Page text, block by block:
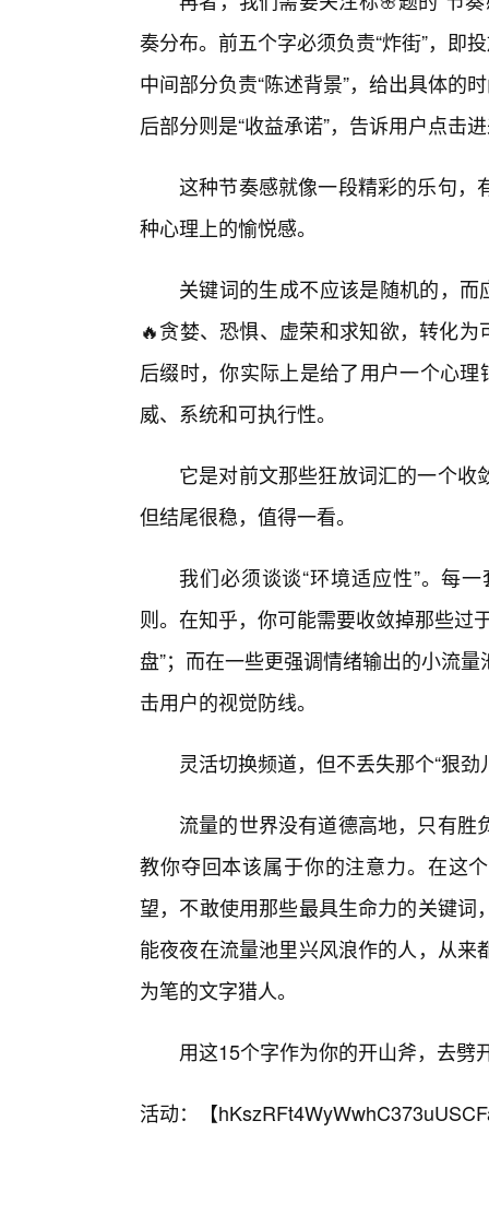
奏分布。前五个字必须负责“炸街”，即
中间部分负责“陈述背景”，给出具体的
后部分则是“收益承诺”，告诉用户点击
这种节奏感就像一段精彩的乐句，
种心理上的愉悦感。
关键词的生成不应该是随机的，而
🔥贪婪、恐惧、虚荣和求知欲，转化
后缀时，你实际上是给了用户一个心
威、系统和可执行性。
它是对前文那些狂放词汇的一个
但结尾很稳，值得一看。
我们必须谈谈“环境适应性”。每
则。在知乎，你可能需要收敛掉那些过
盘”；而在一些更强调情绪输出的小流
击用户的视觉防线。
灵活切换频道，但不丢失那个“狠
流量的世界没有道德高地，只有
教你夺回本该属于你的注意力。在这
望，不敢使用那些最具生命力的关键
能夜夜在流量池里兴风浪作的人，从
为笔的文字猎人。
用这15个字作为你的开山斧，去劈
活动：【